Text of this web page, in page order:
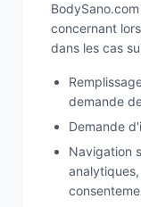
Nos centres
Contact
concernant
dans les cas
demande
Demande
Navigation